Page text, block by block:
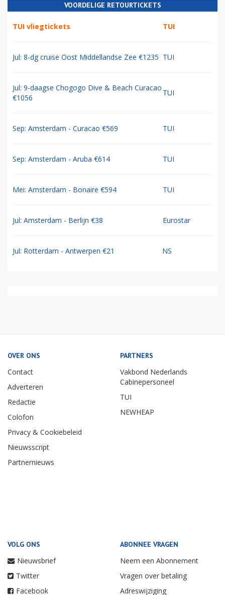
VOORDELIGE RETOURTICKETS
TUI vliegtickets TUI
Jul: 8-dg cruise Oost Middellandse Zee €1235 TUI
Jul: 9-daagse Chogogo Dive & Beach Curacao
€1056
TUI
Sep: Amsterdam - Curacao €569 TUI
Sep: Amsterdam - Aruba €614 TUI
Mei: Amsterdam - Bonaire €594 TUI
Jul: Amsterdam - Berlijn €38 Eurostar
Jul: Rotterdam - Antwerpen €21 NS
OVER ONS
Contact
Adverteren
Redactie
Colofon
Privacy & Cookiebeleid
Nieuwsscript
Partnernieuws
PARTNERS
Vakbond Nederlands
Cabinepersoneel
TUI
NEWHEAP
VOLG ONS
Nieuwsbrief
Twitter
Facebook
ABONNEE VRAGEN
Neem een Abonnement
Vragen over betaling
Adreswijziging